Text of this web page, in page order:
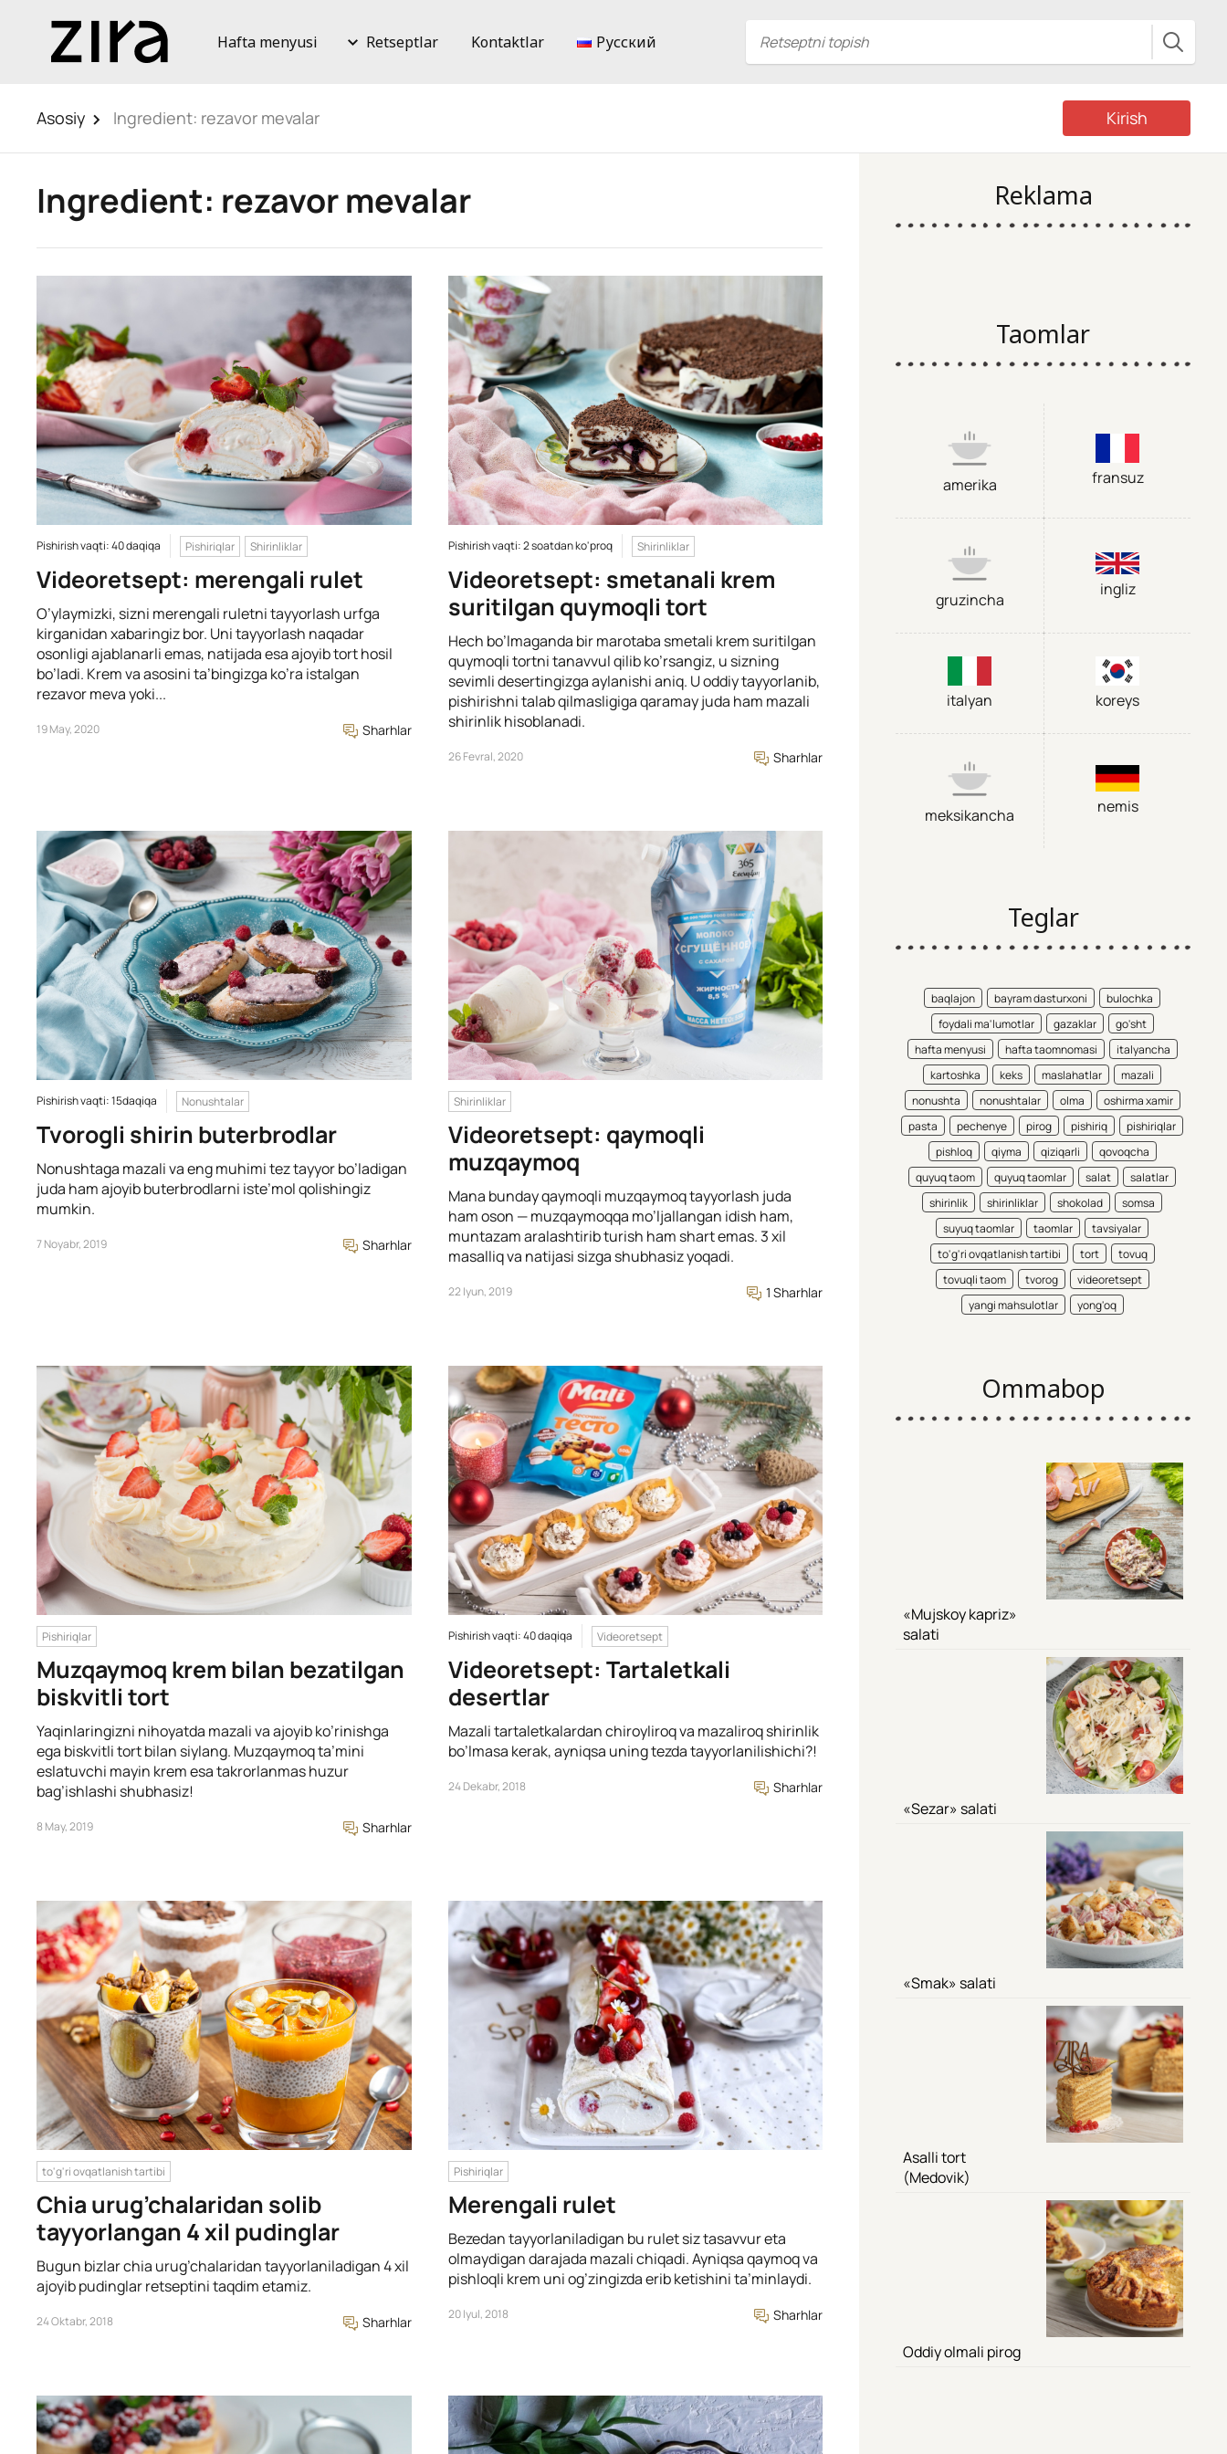
Hafta menyusi Retseptlar Kontaktlar Русский
Asosiy Ingredient: rezavor mevalar Kirish
Ingredient: rezavor mevalar
Pishirish vaqti: 40 daqiqa Pishiriqlar Shirinliklar
Videoretsept: merengali rulet
O’ylaymizki, sizni merengali ruletni tayyorlash urfga
kirganidan xabaringiz bor. Uni tayyorlash naqadar
osonligi ajablanarli emas, natijada esa ajoyib tort hosil
bo’ladi. Krem va asosini ta’bingizga ko’ra istalgan
rezavor meva yoki...
19 May, 2020 Sharhlar
Pishirish vaqti: 2 soatdan ko'proq Shirinliklar
Videoretsept: smetanali krem
suritilgan quymoqli tort
Hech bo’lmaganda bir marotaba smetali krem suritilgan
quymoqli tortni tanavvul qilib ko’rsangiz, u sizning
sevimli desertingizga aylanishi aniq. U oddiy tayyorlanib,
pishirishni talab qilmasligiga qaramay juda ham mazali
shirinlik hisoblanadi.
26 Fevral, 2020 Sharhlar
Pishirish vaqti: 15daqiqa Nonushtalar
Tvorogli shirin buterbrodlar
Nonushtaga mazali va eng muhimi tez tayyor bo’ladigan
juda ham ajoyib buterbrodlarni iste’mol qolishingiz
mumkin.
7 Noyabr, 2019 Sharhlar
Shirinliklar
Videoretsept: qaymoqli
muzqaymoq
Mana bunday qaymoqli muzqaymoq tayyorlash juda
ham oson — muzqaymoqqa mo’ljallangan idish ham,
muntazam aralashtirib turish ham shart emas. 3 xil
masalliq va natijasi sizga shubhasiz yoqadi.
22 Iyun, 2019 1 Sharhlar
Pishiriqlar
Muzqaymoq krem bilan bezatilgan
biskvitli tort
Yaqinlaringizni nihoyatda mazali va ajoyib ko’rinishga
ega biskvitli tort bilan siylang. Muzqaymoq ta’mini
eslatuvchi mayin krem esa takrorlanmas huzur
bag’ishlashi shubhasiz!
8 May, 2019 Sharhlar
Pishirish vaqti: 40 daqiqa Videoretsept
Videoretsept: Tartaletkali
desertlar
Mazali tartaletkalardan chiroyliroq va mazaliroq shirinlik
bo’lmasa kerak, ayniqsa uning tezda tayyorlanilishichi?!
24 Dekabr, 2018 Sharhlar
to'g'ri ovqatlanish tartibi
Chia urug’chalaridan solib
tayyorlangan 4 xil pudinglar
Bugun bizlar chia urug’chalaridan tayyorlaniladigan 4 xil
ajoyib pudinglar retseptini taqdim etamiz.
24 Oktabr, 2018 Sharhlar
Pishiriqlar
Merengali rulet
Bezedan tayyorlaniladigan bu rulet siz tasavvur eta
olmaydigan darajada mazali chiqadi. Ayniqsa qaymoq va
pishloqli krem uni og’zingizda erib ketishini ta’minlaydi.
20 Iyul, 2018 Sharhlar
Reklama
Taomlar
amerika fransuz
gruzincha
ingliz
italyan koreys
meksikancha nemis
Teglar
baqlajon bayram dasturxoni
bulochka
foydali ma'lumotlar
gazaklar
go'sht
hafta menyusi
hafta taomnomasi
italyancha
kartoshka
keks maslahatlar
mazali
nonushta
nonushtalar olma
oshirma xamir
pasta
pechenye pirog pishiriq
pishiriqlar
pishloq
qiyma qiziqarli
qovoqcha
quyuq taom
quyuq taomlar salat
salatlar
shirinlik
shirinliklar shokolad
somsa
suyuq taomlar
taomlar
tavsiyalar
to'g'ri ovqatlanish tartibi
tort
tovuq
tovuqli taom
tvorog
videoretsept
yangi mahsulotlar
yong'oq
Ommabop
«Mujskoy kapriz»
salati
«Sezar» salati
«Smak» salati
Asalli tort
(Medovik)
Oddiy olmali pirog